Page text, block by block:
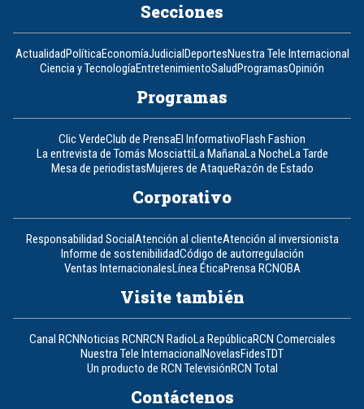
Secciones
ActualidadPolíticaEconomíaJudicialDeportesNuestra Tele Internacional
Ciencia y TecnologíaEntretenimientoSaludProgramasOpinión
Programas
Clic VerdeClub de PrensaEl InformativoFlash Fashion
La entrevista de Tomás MosciattiLa MañanaLa NocheLa Tarde
Mesa de periodistasMujeres de AtaqueRazón de Estado
Corporativo
Responsabilidad SocialAtención al clienteAtención al inversionista
Informe de sostenibilidadCódigo de autorregulación
Ventas InternacionalesLínea ÉticaPrensa RCNOBA
Visite también
Canal RCNNoticias RCNRCN RadioLa RepúblicaRCN Comerciales
Nuestra Tele InternacionalNovelasFidesTDT
Un producto de RCN TelevisiónRCN Total
Contáctenos